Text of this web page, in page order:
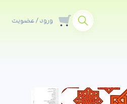
ورود / عضویت